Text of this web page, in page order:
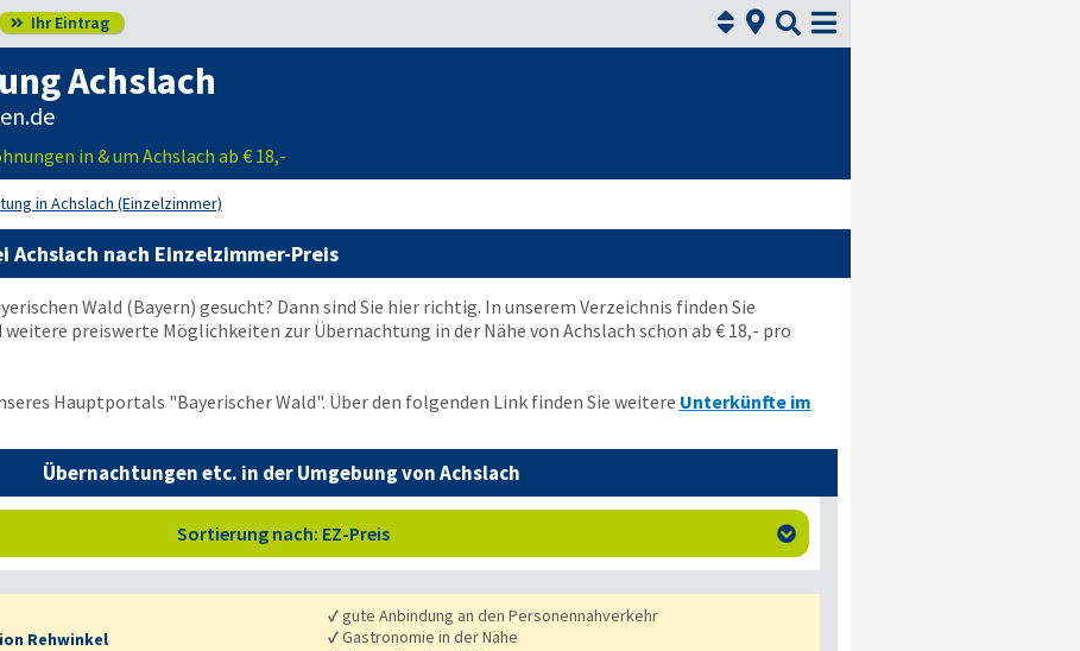
 Ihr Eintrag  

Achslach
in & um Achslach ab € 18,-
in Achslach (Einzelzimmer)
nach Einzelzimmer-Preis
Wald (Bayern) gesucht? Dann sind Sie hier richtig. In unserem Verzeichnis finden Sie
preiswerte Möglichkeiten zur Übernachtung in der Nähe von Achslach schon ab € 18,- pro
Hauptportals "Bayerischer Wald". Über den folgenden Link finden Sie weitere Unterkünfte im
Übernachtungen etc. in der Umgebung von Achslach
Sortierung nach: EZ-Preis 
Rehwinkel
✓gute Anbindung an den Personennahverkehr
✓Gastronomie in der Nähe